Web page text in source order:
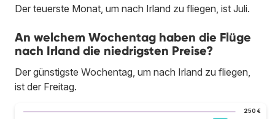
Der teuerste Monat, um nach Irland zu fliegen, ist Juli.
An welchem Wochentag haben die Flüge
nach Irland die niedrigsten Preise?
Der günstigste Wochentag, um nach Irland zu fliegen,
ist der Freitag.
250 €